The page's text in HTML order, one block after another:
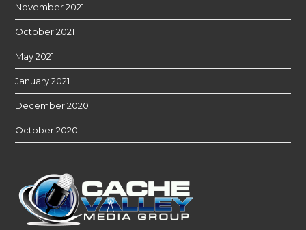
November 2021
October 2021
May 2021
January 2021
December 2020
October 2020